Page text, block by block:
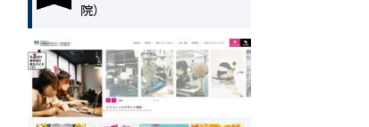
院）